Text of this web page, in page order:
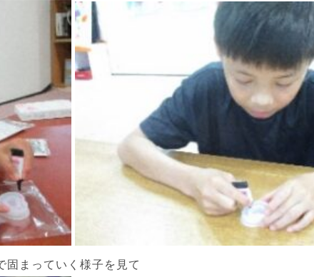
固まっていく様子を見て